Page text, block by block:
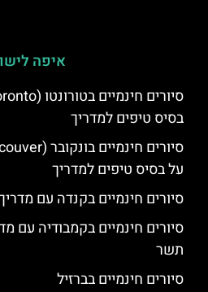
איפה
בסיס טיפים למדריך
על בסיס טיפים למדריך
סיורים חינמיים בקנדה עם
סיורים חינמיים בקמבודיה עם
תשר
סיורים חינמיים בברזיל